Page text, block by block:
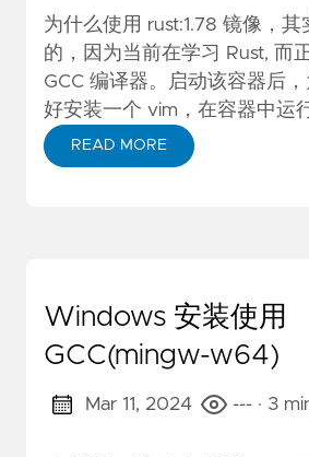
为什么使用 rust:1.78 镜像，其
的，因为当前在学习 Rust, 而
GCC 编译器。启动该容器后
好安装一个 vim，在容器中运
READ MORE
Windows 安装使用
GCC(mingw-w64)
Mar 11, 2024 --- · 3